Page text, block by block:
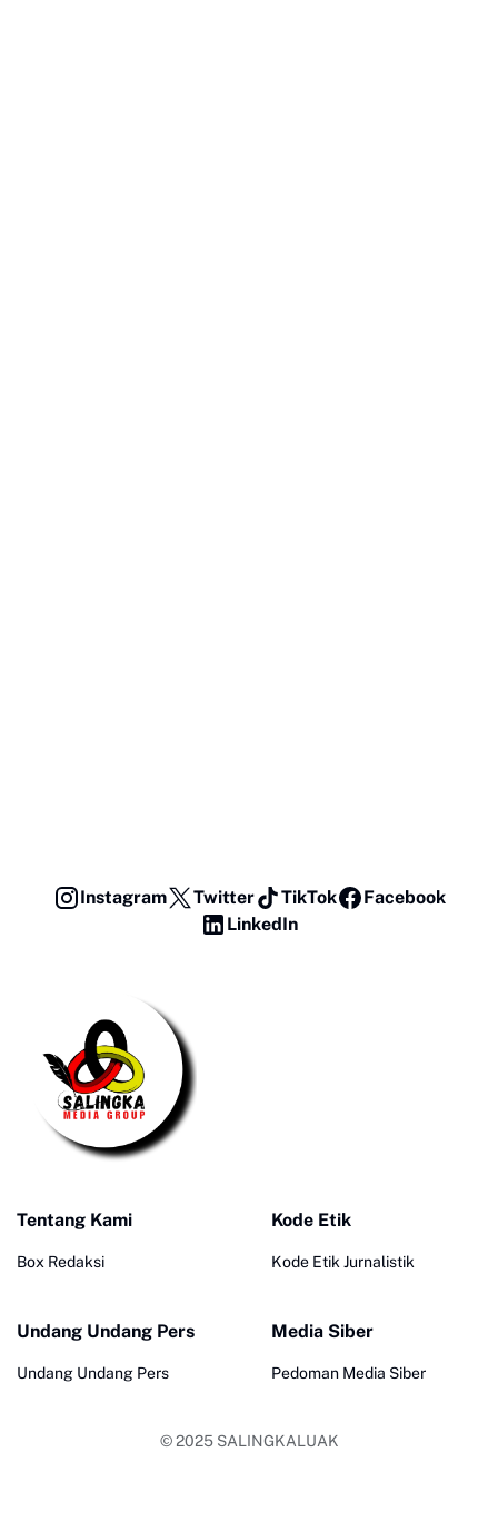
Instagram Twitter TikTok
Facebook
LinkedIn
Tentang Kami
Box Redaksi
Kode Etik
Kode Etik Jurnalistik
Undang Undang Pers
Undang Undang Pers
Media Siber
Pedoman Media Siber
© 2025 SALINGKALUAK